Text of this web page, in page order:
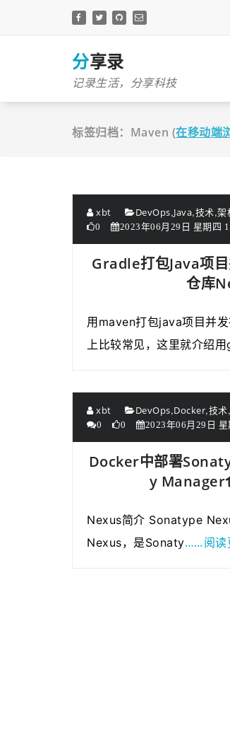
正
分享录
记录生活，分享科技
标签归档：Maven (在移动端
xbt DevOps,Java,技术,架
0
2023年06月29日 星期四
Gradle打包Java项
仓库
用maven打包java项目并
上比较常见，这里就介绍
xbt DevOps,Docker,技术,
0
0 2023年06月29日
Docker中部署
y Manager
Nexus简介 Sonatype
Nexus，是Sonaty……阅读